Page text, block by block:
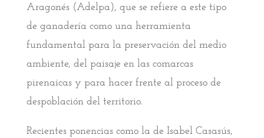
Aragonés (Adelpa), que se refiere a este tipo
de ganadería como una herramienta
fundamental para la preservación del medio
ambiente, del paisaje en las comarcas
pirenaicas y para hacer frente al proceso de
despoblación del territorio.
Recientes ponencias como la de Isabel Casasús,